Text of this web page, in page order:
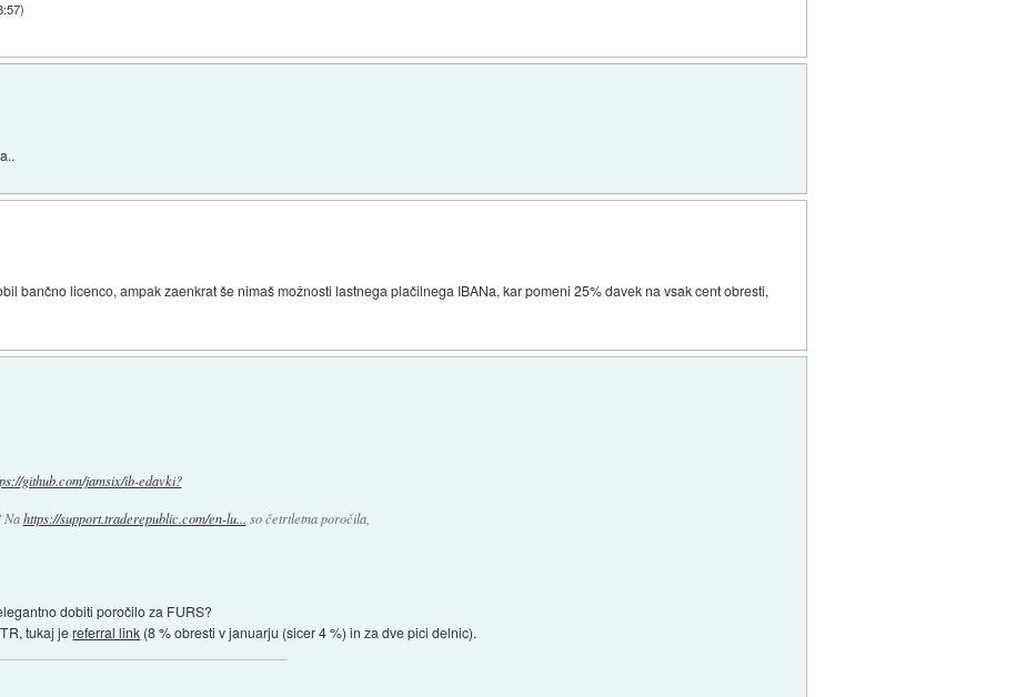
)
bančno licenco, ampak zaenkrat še nimaš možnosti lastnega plačilnega IBANa, kar pomeni 25% davek na vsak cent obresti,
github.com/jamsix/ib-edavki?
Nahttps://support.traderepublic.com/en-lu... so četrtletna poročila,
dobiti poročilo za FURS?
tukaj jereferral link (8 % obresti v januarju (sicer 4 %) in za dve pici delnic).